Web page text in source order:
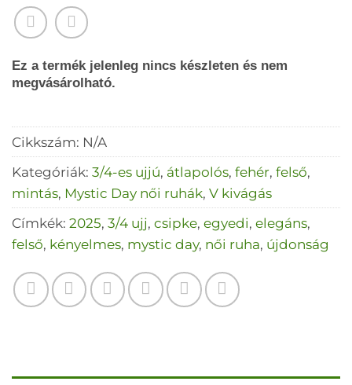
Ez a termék jelenleg nincs készleten és nem
megvásárolható.
Cikkszám: N/A
Kategóriák: 3/4-es ujjú, átlapolós, fehér, felső,
mintás, Mystic Day női ruhák, V kivágás
Címkék: 2025, 3/4 ujj, csipke, egyedi, elegáns,
felső, kényelmes, mystic day, női ruha, újdonság